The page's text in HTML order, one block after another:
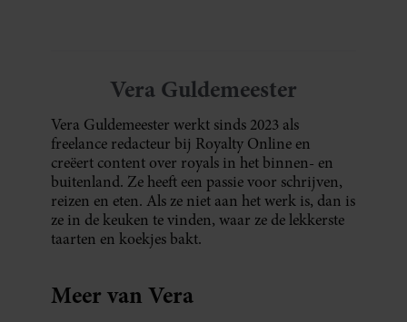
1 augustus 2026
DIT IS DE FAVORIETE
ZOMERVAKANTIEPLEK VAN DE
BELGISCHE KONINKLIJKE
FAMILIE